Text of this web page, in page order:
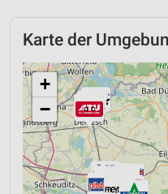
Karte der
+
−